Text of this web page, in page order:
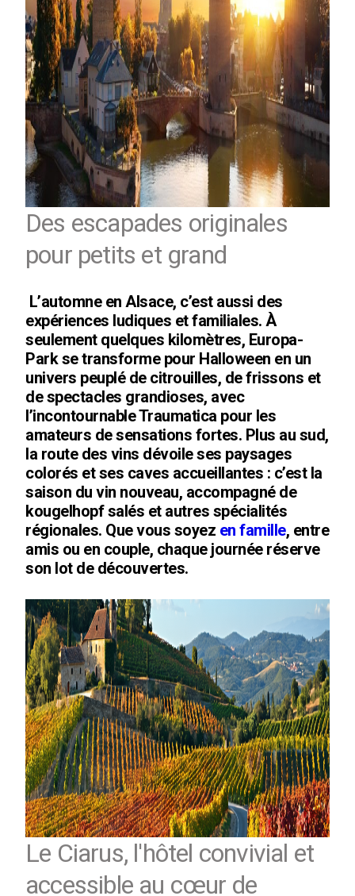
Des escapades originales
pour petits et grand
L’automne en Alsace, c’est aussi des
expériences ludiques et familiales. À
seulement quelques kilomètres, Europa-
Park se transforme pour Halloween en un
univers peuplé de citrouilles, de frissons et
de spectacles grandioses, avec
l’incontournable Traumatica pour les
amateurs de sensations fortes. Plus au sud,
la route des vins dévoile ses paysages
colorés et ses caves accueillantes : c’est la
saison du vin nouveau, accompagné de
kougelhopf salés et autres spécialités
régionales. Que vous soyez en famille, entre
amis ou en couple, chaque journée réserve
son lot de découvertes.
Le Ciarus, l'hôtel convivial et
accessible au cœur de